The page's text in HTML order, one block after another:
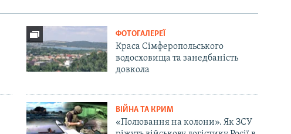
ФОТОГАЛЕРЕЇ
Краса Сімферопольського
водосховища та занедбаність
довкола
ВІЙНА ТА КРИМ
«Полювання на колони». Як ЗСУ